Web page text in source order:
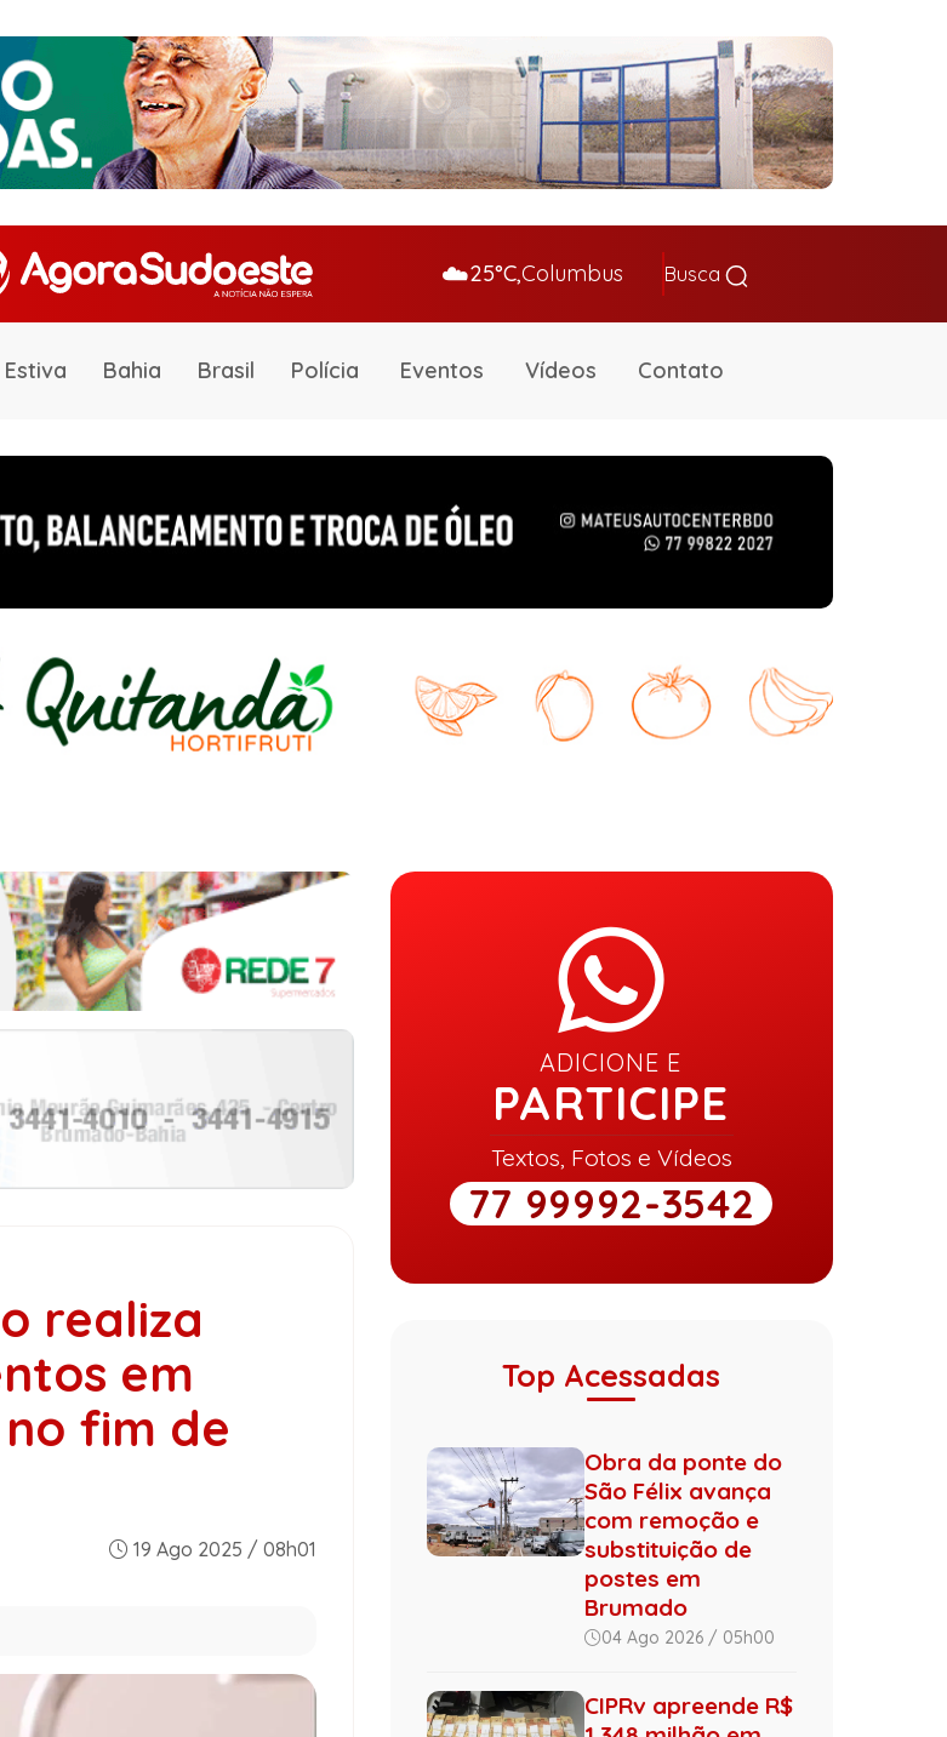
☁️25°C,Columbus Busca
Bahia Brasil Polícia Eventos Vídeos Contato
realiza
em
fim de
19 Ago 2025 / 08h01
ADICIONE E
PARTICIPE
Textos, Fotos e Vídeos
77 99992-3542
Top Acessadas
Obra da ponte do
São Félix avança
com remoção e
substituição de
postes em
Brumado
04 Ago 2026 / 05h00
CIPRv apreende R$